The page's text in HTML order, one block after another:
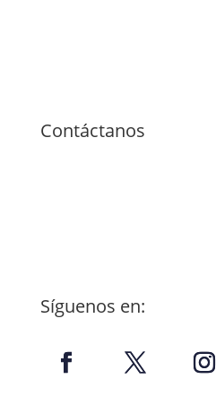
Contáctanos
Síguenos en: